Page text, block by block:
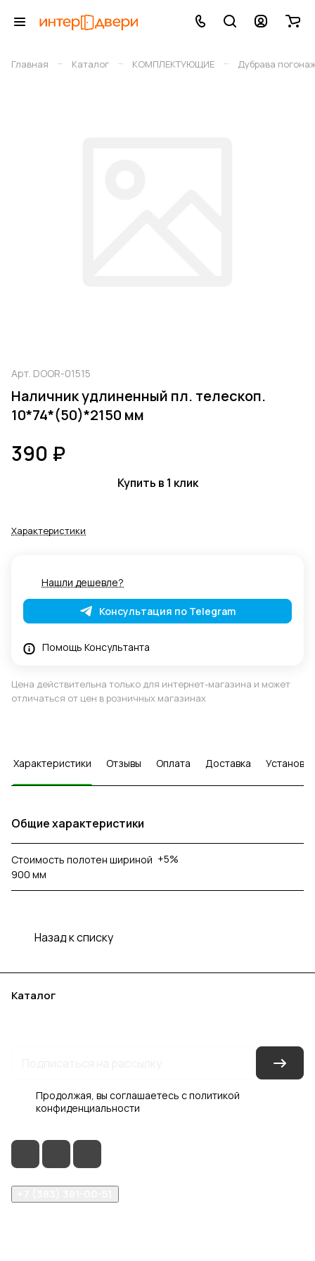
Главная – Каталог – КОМПЛЕКТУЮЩИЕ – Дубрава
Арт. DOOR-01515
Наличник удлиненный пл. телескоп.
10*74*(50)*2150 мм
390 ₽
Купить в 1 клик
Характеристики
Нашли дешевле?
Консультация по Telegram
Помощь Консультанта
Цена действительна только для интернет-магазина и может
отличаться от цен в розничных магазинах
Характеристики Отзывы Оплата Доставка Установка
Общие характеристики
Стоимость полотен шириной
900 мм
+5%
Назад к списку
Каталог
Продолжая, вы соглашаетесь сполитикой
конфиденциальности